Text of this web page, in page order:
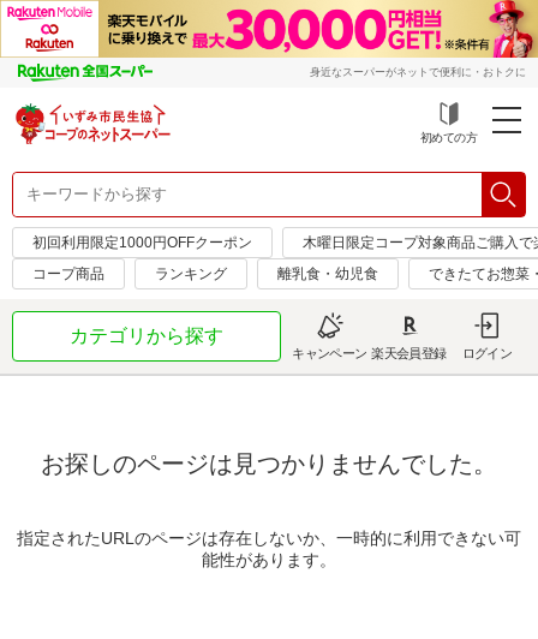
身近なスーパーがネットで便利に・おトクに
初めての方
初回利用限定1000円OFFクーポン
木曜日限定コープ対象商品ご購入
コープ商品
ランキング 離乳食・幼児食 できたてお惣菜
カテゴリから探す
キャンペーン 楽天会員登録 ログイン
お探しのページは見つかりませんでした。
指定されたURLのページは存在しないか、一時的に利用できない可
能性があります。